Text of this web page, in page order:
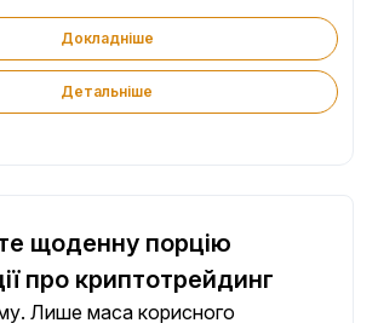
Докладніше
Детальніше
щоденну порцію
про криптотрейдинг
Лише маса корисного